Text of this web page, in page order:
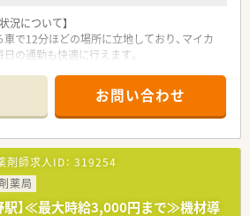
況について】
で12分ほどの場所に立地しており、マイカ
の通勤も快適に行えます。
り、在宅医療にも対応しています。
パート11名が在籍しており、事務員も2名い
しっかりと集中できる環境です。
展開しています。
医療まで患者様の要望に対応できる運営体
お問い合わせ
剤師求人ID： 319254
薬局
駅】≪最大時給3,000円まで≫機材導